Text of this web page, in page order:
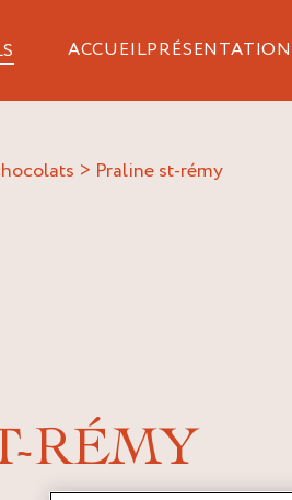
ACCUEILPRÉSENTATION
> praline st-rémy
RÉMY